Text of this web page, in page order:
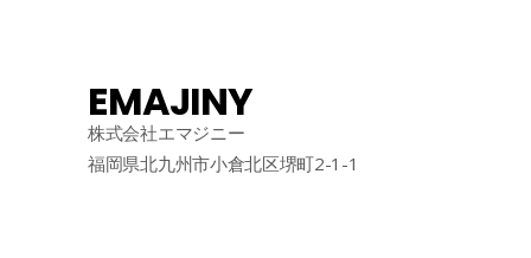
EMAJINY
株式会社エマジニー
福岡県北九州市小倉北区堺町2-1-1